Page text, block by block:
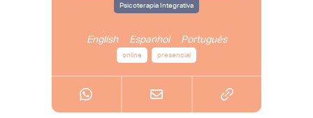
Psicoterapia Integrativa
English Espanhol Português
online presencial